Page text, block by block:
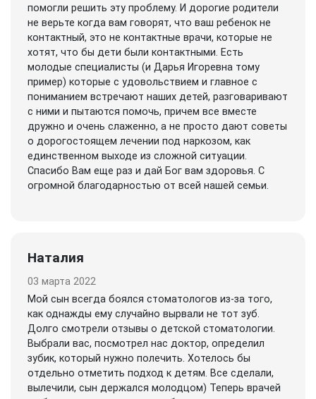
помогли решить эту проблему. И дорогие родители
не верьте когда вам говорят, что ваш ребенок не
контактный, это не контактные врачи, которые не
хотят, что бы дети были контактными. Есть
молодые специалисты (и Дарья Игоревна тому
пример) которые с удовольствием и главное с
пониманием встречают наших детей, разговаривают
с ними и пытаются помочь, причем все вместе
дружно и очень слаженно, а не просто дают советы
о дорогостоящем лечении под наркозом, как
единственном выходе из сложной ситуации.
Спасибо Вам еще раз и дай Бог вам здоровья. С
огромной благодарностью от всей нашей семьи.
Наталия
03 марта 2022
Мой сын всегда боялся стоматологов из-за того,
как однажды ему случайно вырвали не тот зуб.
Долго смотрели отзывы о детской стоматологии.
Выбрали вас, посмотрел нас доктор, определил
зубик, который нужно полечить. Хотелось бы
отдельно отметить подход к детям. Все сделали,
вылечили, сын держался молодцом) Теперь врачей